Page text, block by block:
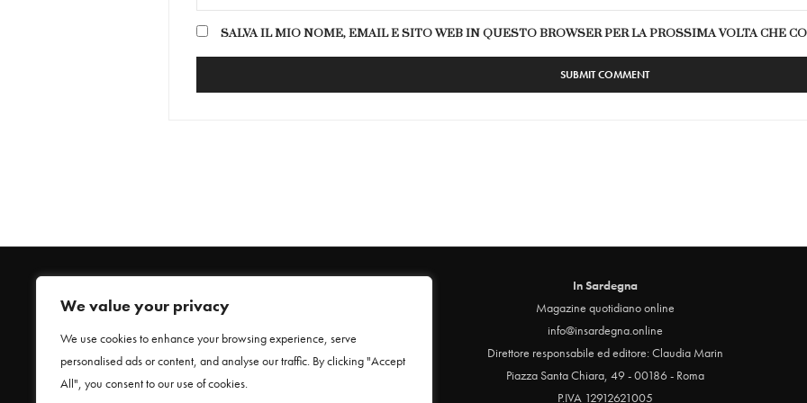
We value your privacy
We use cookies to enhance your browsing experience, serve
personalised ads or content, and analyse our traffic. By clicking "Accept
All", you consent to our use of cookies.
SALVA IL MIO NOME, EMAIL E SITO WEB IN QUESTO BROWSER PER LA PROSSIMA VOLTA CHE
In Sardegna
Magazine quotidiano online
info@insardegna.online
Direttore responsabile ed editore: Claudia Marin
Piazza Santa Chiara, 49 - 00186 - Roma
P.IVA 12912621005